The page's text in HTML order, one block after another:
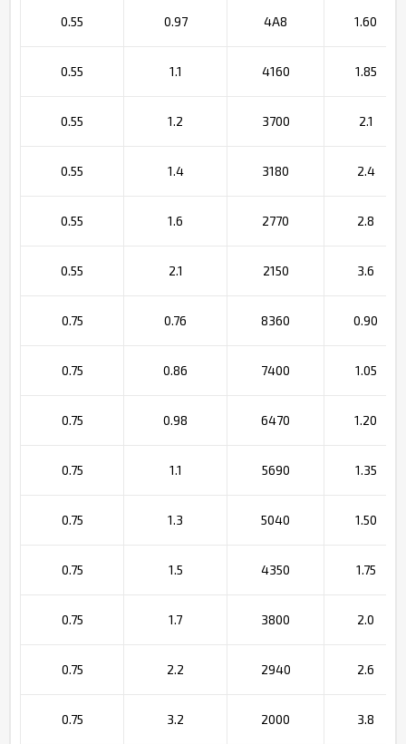
0.55 0.97 4A8 1.60
0.55 1.1 4160 1.85
0.55 1.2 3700 2.1
0.55 1.4 3180 2.4
0.55 1.6 2770 2.8
0.55 2.1 2150 3.6
0.75 0.76 8360 0.90
0.75 0.86 7400 1.05
0.75 0.98 6470 1.20
0.75 1.1 5690 1.35
0.75 1.3 5040 1.50
0.75 1.5 4350 1.75
0.75 1.7 3800 2.0
0.75 2.2 2940 2.6
0.75 3.2 2000 3.8